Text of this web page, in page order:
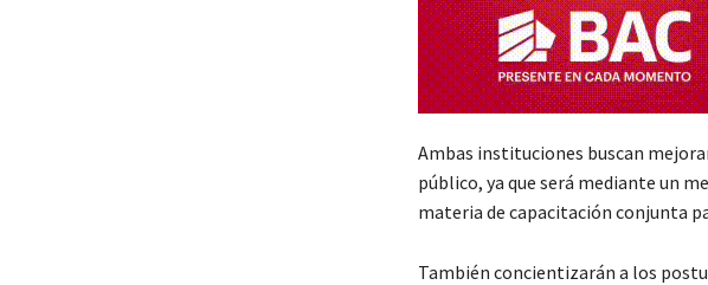
Ambas instituciones buscan
público, ya que será mediante un
materia de capacitación conjunta
También concientizarán a los